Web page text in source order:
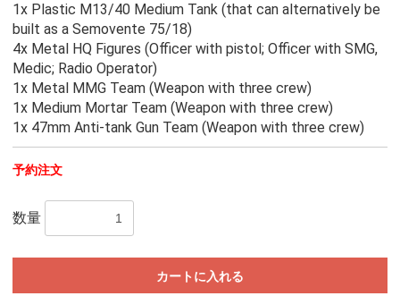
1x Plastic M13/40 Medium Tank (that can alternatively be
built as a Semovente 75/18)
4x Metal HQ Figures (Officer with pistol; Officer with SMG,
Medic; Radio Operator)
1x Metal MMG Team (Weapon with three crew)
1x Medium Mortar Team (Weapon with three crew)
1x 47mm Anti-tank Gun Team (Weapon with three crew)
予約注文
数量
カートに入れる